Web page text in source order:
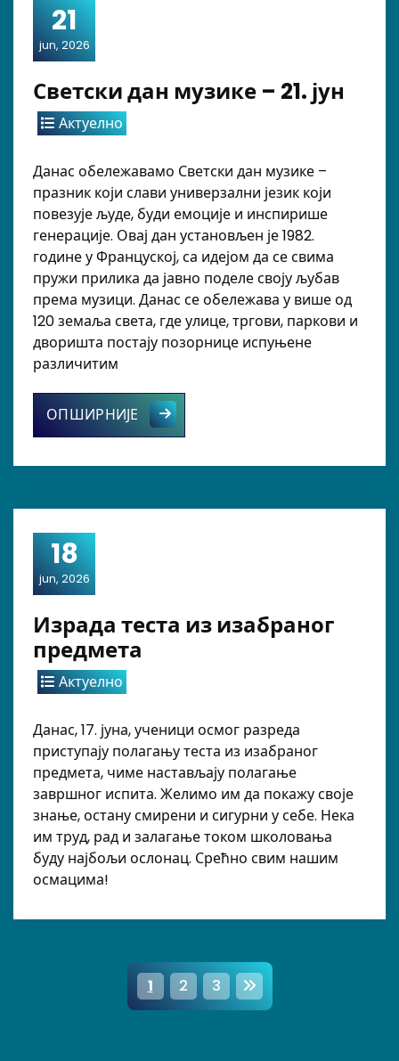
21
jun, 2026
Светски дан музике – 21. јун
Актуелно
Данас обележавамо Светски дан музике –
празник који слави универзални језик који
повезује људе, буди емоције и инспирише
генерације. Овај дан установљен је 1982.
године у Француској, са идејом да се свима
пружи прилика да јавно поделе своју љубав
према музици. Данас се обележава у више од
120 земаља света, где улице, тргови, паркови и
дворишта постају позорнице испуњене
различитим
ОПШИРНИЈЕ Светски дан музике – 21. јун
18
jun, 2026
Израда теста из изабраног
предмета
Актуелно
Данас, 17. јуна, ученици осмог разреда
приступају полагању теста из изабраног
предмета, чиме настављају полагање
завршног испита. Желимо им да покажу своје
знање, остану смирени и сигурни у себе. Нека
им труд, рад и залагање током школовања
буду најбољи ослонац. Срећно свим нашим
осмацима!
P
a
1 2 3